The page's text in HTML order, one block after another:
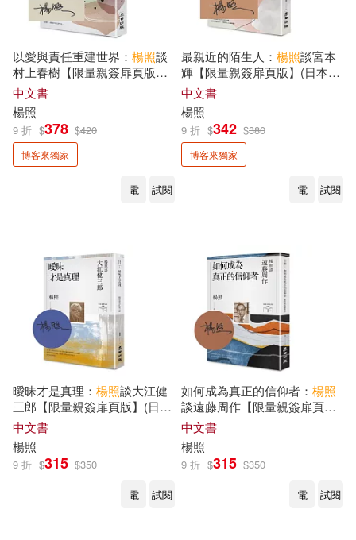
白適銘(1)
簡子傑(1) 約翰‧卡爾卡特(1)
蘇茜‧林厄姆(1)
許威，徐錦丹，楊照輝，謝仁傑(1)
陳勤 雷芳 楊照光(1)
陳曉麗，李妍妍，楊照宇(1)
陳燕平(1) 陳行健(1)
高千惠(1)
（明）熊大木(1)
朝華出版社(1) 木馬文化(1)
東北師範大學出版社(1)
東方出版社(1) 洪範(1)
清華大學出版社(1)
社會科學文獻出版社(1)
臺中市政府文化局(1)
藝術家(1)
西安電子科技大學出版社(1)
親子天下(1)
以愛與責任重建世界： 楊照談
村上春樹【限量親簽扉頁版】
(日本文學名家十講10)
中文書
楊照
9 折 $378 $420
博客來獨家
電 試閱
最親近的陌生人： 楊照談宮本
輝【限量親簽扉頁版】(日本文
學名家十講9)
中文書
楊照
9 折 $342 $380
博客來獨家
電 試閱
曖昧才是真理： 楊照談大江健
三郎【限量親簽扉頁版】(日本
文學名家十講8)
中文書
楊照
9 折 $315 $350
電
試閱
如何成為真正的信仰者： 楊照
談遠藤周作【限量親簽扉頁
版】(日本文學名家十講7)
中文書
楊照
9 折 $315 $350
電
試閱